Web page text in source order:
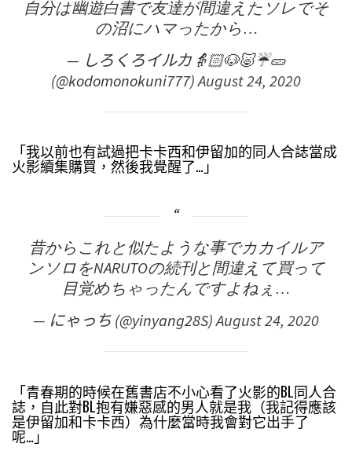
自分は幽遊白書で友達が間違えたソレでそ
の沼にハマったから…
— しろくろイルカ👵🏻🐶🐷☔️🥒
(@kodomonokuni777)August 24, 2020
「我以前也有試過把卡卡西和伊留加的同人合誌當成
火影續集購買，然後我覺醒了…」
昔からこれと似たような事でカカイルア
ンソロをNARUTOの続刊と間違えて買って
目覚めちゃったんですよねぇ…
— にゃっち (@yinyang28S)August 24, 2020
「青春期的時候在舊書店不小心看了火影的BL同人合
誌，自此對BL抱有嫌惡感的男人就是我（我記得應該
是伊留加和卡卡西）為什麼當時我會對它出手了
呢…」